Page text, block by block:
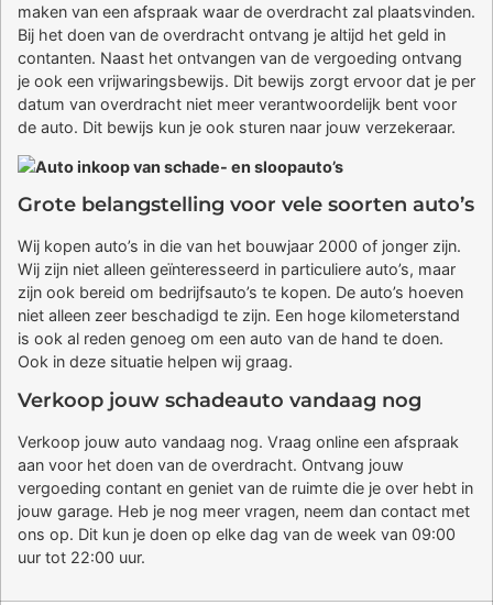
maken van een afspraak waar de overdracht zal plaatsvinden.
Bij het doen van de overdracht ontvang je altijd het geld in
contanten. Naast het ontvangen van de vergoeding ontvang
je ook een vrijwaringsbewijs. Dit bewijs zorgt ervoor dat je per
datum van overdracht niet meer verantwoordelijk bent voor
de auto. Dit bewijs kun je ook sturen naar jouw verzekeraar.
Grote belangstelling voor vele soorten auto’s
Wij kopen auto’s in die van het bouwjaar 2000 of jonger zijn.
Wij zijn niet alleen geïnteresseerd in particuliere auto’s, maar
zijn ook bereid om bedrijfsauto’s te kopen. De auto’s hoeven
niet alleen zeer beschadigd te zijn. Een hoge kilometerstand
is ook al reden genoeg om een auto van de hand te doen.
Ook in deze situatie helpen wij graag.
Verkoop jouw schadeauto vandaag nog
Verkoop jouw auto vandaag nog. Vraag online een afspraak
aan voor het doen van de overdracht. Ontvang jouw
vergoeding contant en geniet van de ruimte die je over hebt in
jouw garage. Heb je nog meer vragen, neem dan contact met
ons op. Dit kun je doen op elke dag van de week van 09:00
uur tot 22:00 uur.